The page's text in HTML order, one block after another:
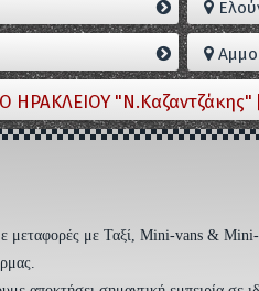
"Ν.Καζαντζάκης"
μεταφορές με Ταξί, Mini-vans &